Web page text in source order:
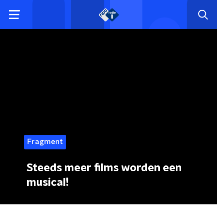
Fragment
Steeds meer films worden een
musical!